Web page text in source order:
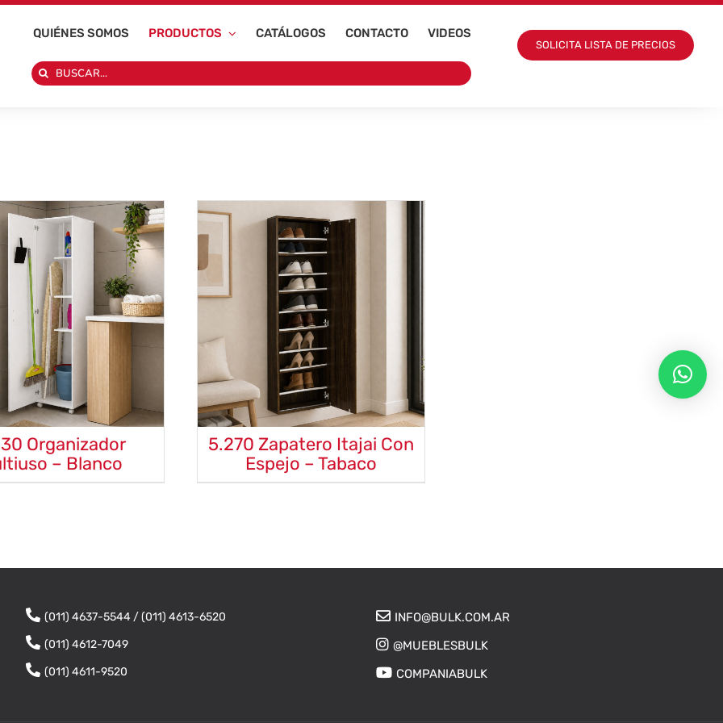
QUIÉNES SOMOS PRODUCTOS CATÁLOGOS CONTACTO VIDEOS
Search
for:
SOLICITA LISTA DE PRECIOS
Organizador
– Blanco
5.270 Zapatero Itajai Con
Espejo – Tabaco
(011) 4637-5544 / (011) 4613-6520
(011) 4612-7049
(011) 4611-9520
INFO@BULK.COM.AR
@MUEBLESBULK
COMPANIABULK